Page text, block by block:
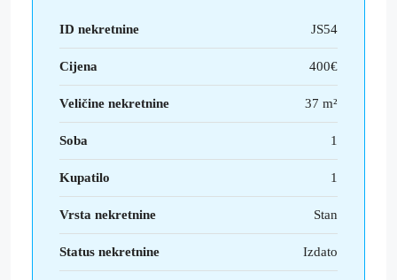
ID nekretnine JS54
Cijena 400€
Veličine nekretnine 37 m²
Soba 1
Kupatilo 1
Vrsta nekretnine Stan
Status nekretnine Izdato